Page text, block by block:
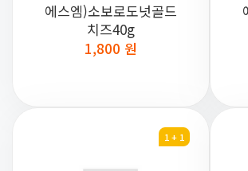
에스엠)소보로도넛골드
치즈40g
1,800 원
1 + 1